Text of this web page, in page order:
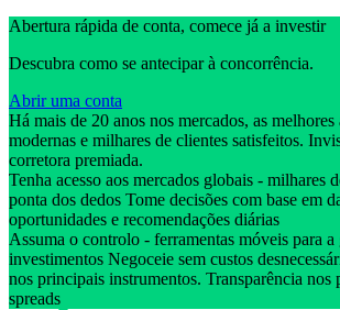
Abertura rápida de conta, comece já a investir
Descubra como se antecipar à concorrência.
Abrir uma conta
Há mais de 20 anos nos mercados, as melhores
modernas e milhares de clientes satisfeitos.
corretora premiada.
Tenha acesso aos mercados globais - milhares
ponta dos dedos Tome decisões com base em
oportunidades e recomendações diárias
Assuma o controlo - ferramentas móveis para a
investimentos Negoceie sem custos
nos principais instrumentos. Transparência nos
spreads